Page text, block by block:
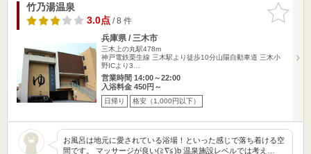
お気に入
りに追加
竹乃湯温泉
3.0点/ 8 件
兵庫県 / 三木市
三木上の丸駅478m
神戸電鉄栗生線 三木駅より徒歩10分山陽自動車道 三木小
野ICより3…
営業時間 14:00～22:00
入浴料金 450円～
日帰り 格安（1,000円以下）
お風呂は地元に愛されている浴場！といった感じで落ち着ける空
間です。 マッサージが良い(≧∇≦)b 温泉施設レベルでは考え…